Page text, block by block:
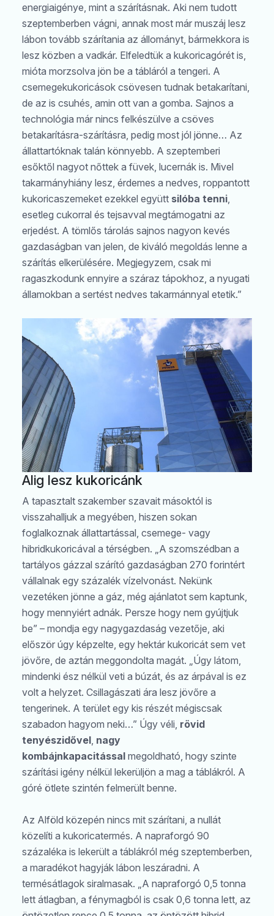
energiaigénye, mint a szárításnak. Aki nem tudott
szeptemberben vágni, annak most már muszáj lesz
lábon tovább szárítania az állományt, bármekkora is
lesz közben a vadkár. Elfeledtük a kukoricagórét is,
mióta morzsolva jön be a tábláról a tengeri. A
csemegekukoricások csövesen tudnak betakarítani,
de az is csuhés, amin ott van a gomba. Sajnos a
technológia már nincs felkészülve a csöves
betakarításra-szárításra, pedig most jól jönne… Az
állattartóknak talán könnyebb. A szeptemberi
esőktől nagyot nőttek a füvek, lucernák is. Mivel
takarmányhiány lesz, érdemes a nedves, roppantott
kukoricaszemeket ezekkel együtt silóba tenni
esetleg cukorral és tejsavval megtámogatni az
erjedést. A tömlős tárolás sajnos nagyon kevés
gazdaságban van jelen, de kiváló megoldás lenne a
szárítás elkerülésére. Megjegyzem, csak mi
ragaszkodunk ennyire a száraz tápokhoz, a nyugati
államokban a sertést nedves takarmánnyal etetik.”
Alig lesz kukoricánk
A tapasztalt szakember szavait másoktól is
visszahalljuk a megyében, hiszen sokan
foglalkoznak állattartással, csemege- vagy
hibridkukoricával a térségben. „A szomszédban a
tartályos gázzal szárító gazdaságban 270 forintért
vállalnak egy százalék vízelvonást. Nekünk
vezetéken jönne a gáz, még ajánlatot sem kaptunk,
hogy mennyiért adnák. Persze hogy nem gyújtjuk
be” – mondja egy nagygazdaság vezetője, aki
először úgy képzelte, egy hektár kukoricát sem vet
jövőre, de aztán meggondolta magát. „Úgy látom,
mindenki ész nélkül veti a búzát, és az árpával is ez
volt a helyzet. Csillagászati ára lesz jövőre a
tengerinek. A terület egy kis részét mégiscsak
szabadon hagyom neki…” Úgy véli, rövid
tenyészidővel, nagy
kombájnkapacitással megoldható, hogy szinte
szárítási igény nélkül lekerüljön a mag a táblákról. A
góré ötlete szintén felmerült benne.
Az Alföld közepén nincs mit szárítani, a nullát
közelíti a kukoricatermés. A napraforgó 90
százaléka is lekerült a táblákról még szeptemberben,
a maradékot hagyják lábon leszáradni. A
termésátlagok siralmasak. „A napraforgó 0,5 tonna
lett átlagban, a fénymagból is csak 0,6 tonna lett, az